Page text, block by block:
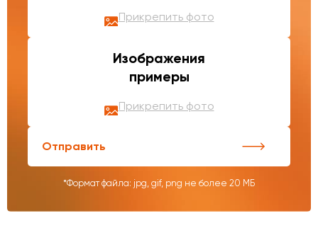
Прикрепить фото
Изображения
примеры
Прикрепить фото
Отправить
*Формат файла: jpg, gif, png не более 20 МБ